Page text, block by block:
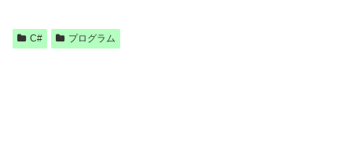
C# プログラム